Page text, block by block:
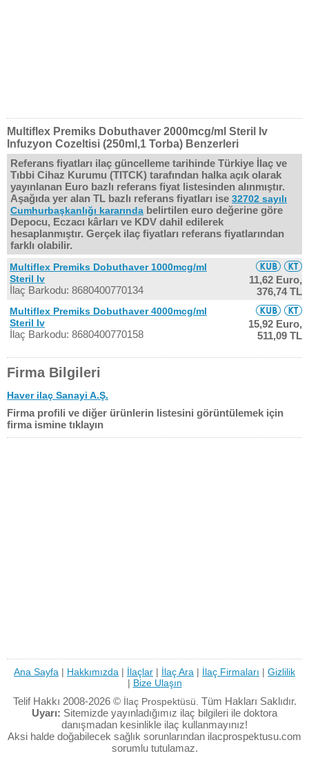
Multiflex Premiks Dobuthaver 2000mcg/ml Steril Iv
Infuzyon Cozeltisi (250ml,1 Torba) Benzerleri
Referans fiyatları ilaç güncelleme tarihinde Türkiye İlaç ve
Tıbbi Cihaz Kurumu (TITCK) tarafından halka açık olarak
yayınlanan Euro bazlı referans fiyat listesinden alınmıştır.
Aşağıda yer alan TL bazlı referans fiyatları ise 32702 sayılı
Cumhurbaşkanlığı kararında belirtilen euro değerine göre
Depocu, Eczacı kârları ve KDV dahil edilerek
hesaplanmıştır. Gerçek ilaç fiyatları referans fiyatlarından
farklı olabilir.
Multiflex Premiks Dobuthaver 1000mcg/ml
Steril Iv
İlaç Barkodu: 8680400770134
11,62 Euro,
376,74 TL
Multiflex Premiks Dobuthaver 4000mcg/ml
Steril Iv
İlaç Barkodu: 8680400770158
15,92 Euro,
511,09 TL
Firma Bilgileri
Haver ilaç Sanayi A.Ş.
Firma profili ve diğer ürünlerin listesini görüntülemek için
firma ismine tıklayın
Ana Sayfa | Hakkımızda | İlaçlar | İlaç Ara | İlaç Firmaları | Gizlilik
| Bize Ulaşın
Telif Hakkı 2008-2026 © İlaç Prospektüsü. Tüm Hakları Saklıdır.
Uyarı: Sitemizde yayınladığımız ilaç bilgileri ile doktora
danışmadan kesinlikle ilaç kullanmayınız!
Aksi halde doğabilecek sağlık sorunlarından ilacprospektusu.com
sorumlu tutulamaz.